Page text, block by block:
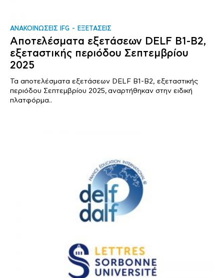
ΑΝΑΚΟΙΝΩΣΕΙΣ IFG ΕΞΕΤΑΣΕΙΣ
Αποτελέσματα εξετάσεων DELF B1-B2,
εξεταστικής περιόδου Σεπτεμβρίου
2025
Τα αποτελέσματα εξετάσεων DELF B1-B2, εξεταστικής
περιόδου Σεπτεμβρίου 2025, αναρτήθηκαν στην ειδική
πλατφόρμα..